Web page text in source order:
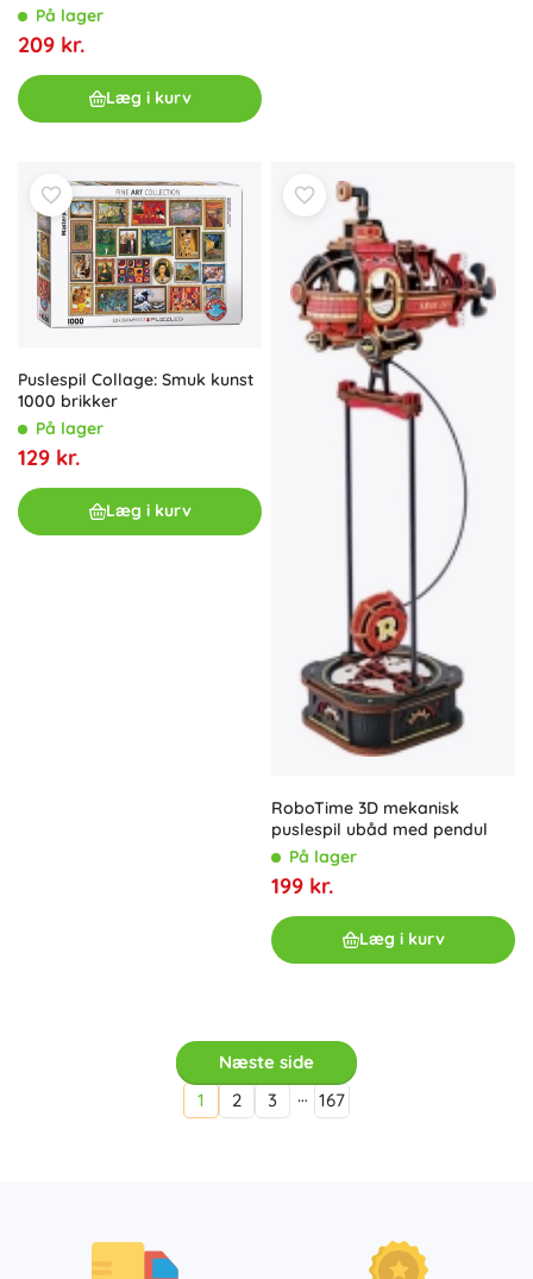
På lager
209 kr.
Læg i kurv
Puslespil Collage: Smuk kunst
1000 brikker
På lager
129 kr.
Læg i kurv
RoboTime 3D mekanisk
puslespil ubåd med pendul
På lager
199 kr.
Læg i kurv
Næste side
1
2 3 … 167